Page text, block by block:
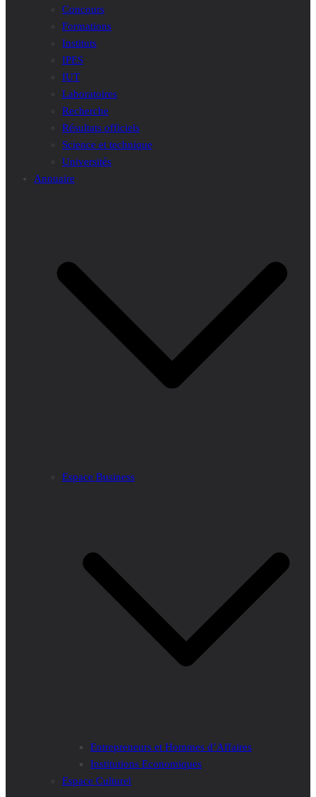
Concours
Formations
Instituts
IPES
IUT
Laboratoires
Recherche
Résultats officiels
Science et technique
Universités
Annuaire
Espace Business
Entrepreneurs et Hommes d’Affaires
Institutions Economiques
Espace Culturel